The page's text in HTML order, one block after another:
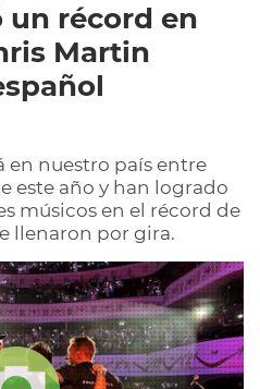
récord en
Martin
en nuestro país entre
este año y han logrado
músicos en el récord de
llenaron por gira.